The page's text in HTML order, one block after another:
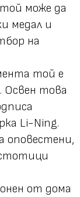
може да
медал и
на
той е
Освен това
Li-Ning.
оповестени,
стотици
от дома